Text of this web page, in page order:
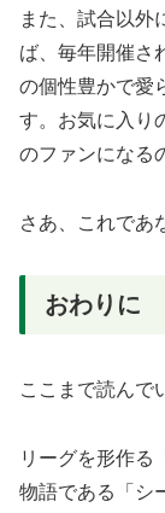
また、試合以外
ば、毎年開催さ
の個性豊かで愛
す。お気に入り
のファンになる
さあ、これであ
おわりに
ここまで読んで
リーグを形作る
物語である「シ